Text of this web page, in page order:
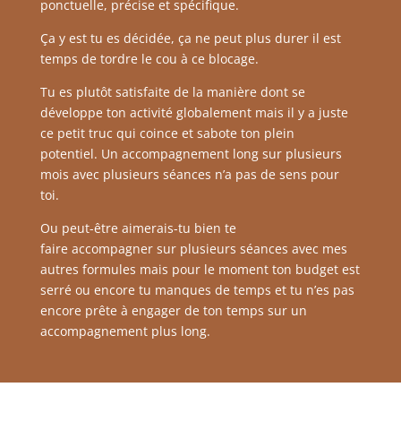
ponctuelle, précise et spécifique.
Ça y est tu es décidée, ça ne peut plus durer il est
temps de tordre le cou à ce blocage.
Tu es plutôt satisfaite de la manière dont se
développe ton activité globalement mais il y a juste
ce petit truc qui coince et sabote ton plein
potentiel. Un accompagnement long sur plusieurs
mois avec plusieurs séances n’a pas de sens pour
toi.
Ou peut-être aimerais-tu bien te
faire accompagnersur plusieurs séances avec mes
autres formules mais pour le moment ton budget est
serré ou encore tu manques de temps et tu n’es pas
encore prête à engager de ton temps sur un
accompagnement plus long.